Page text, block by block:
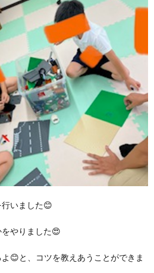
いました😊
やりました😍
😊と、コツを教えあうことができま